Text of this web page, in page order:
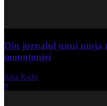
Din jurnalul unui ninja
monotoniei
Iulia Radu
0